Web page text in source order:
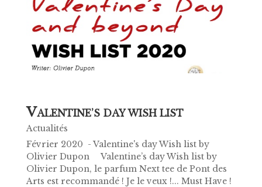
VALENTINE’S DAY WISH LIST
Actualités
Février 2020 - Valentine's day Wish list by
Olivier Dupon Valentine’s day Wish list by
Olivier Dupon, le parfum Next tee de Pont des
Arts est recommandé ! Je le veux !... Must Have !